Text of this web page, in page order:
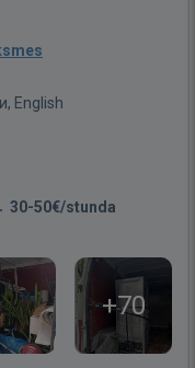
English
30-50€/stunda
+70